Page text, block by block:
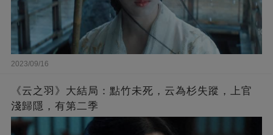
2023/09/16
《云之羽》大結局：點竹未死，云為杉失蹤，上官
淺歸隱，有第二季